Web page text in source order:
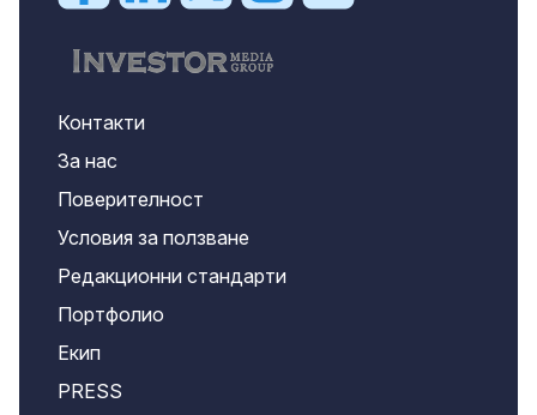
Контакти
За нас
Поверителност
Условия за ползване
Редакционни стандарти
Портфолио
Екип
PRESS